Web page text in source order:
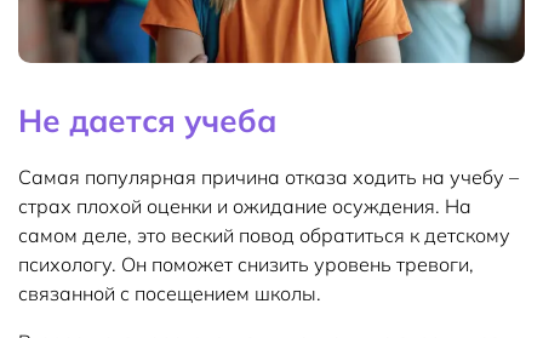
Не дается учеба
Самая популярная причина отказа ходить на учебу –
страх плохой оценки и ожидание осуждения. На
самом деле, это веский повод обратиться к детскому
психологу. Он поможет снизить уровень тревоги,
связанной с посещением школы.